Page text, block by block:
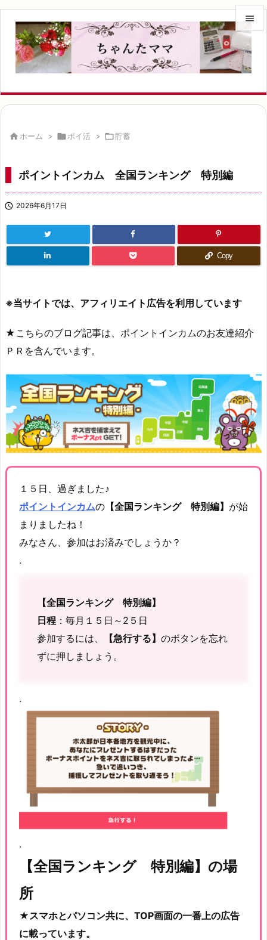


メニュ


 ホーム > ポイ活 > 貯蓄
ポイントインカム 全国ランキング 特別編
 2026年6月17日
Copy
※当サイトでは、アフィリエイト広告を利用しています
★こちらのブログ記事は、ポイントインカムのお友達紹介
ＰＲを含んでいます。
１５日、過ぎました♪
ポイントインカムの 【全国ランキング 特別編】 が始
まりましたね！
みなさん、参加はお済みでしょうか？
.
【全国ランキング 特別編】
日程 ：毎月１５日～2５日
参加するには、
【急行する】 のボタンを忘れ
ずに押しましょう。
.
.
【全国ランキング 特別編】の場
所
★スマホとパソコン共に、TOP画面の一番上の広告
に載っています。